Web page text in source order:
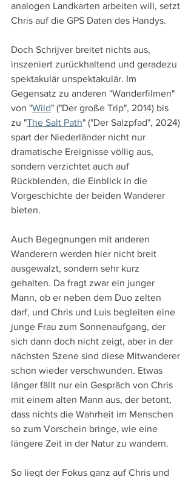
analogen Landkarten arbeiten will, setzt
Chris auf die GPS Daten des Handys.
Doch Schrijver breitet nichts aus,
inszeniert zurückhaltend und geradezu
spektakulär unspektakulär. Im
Gegensatz zu anderen "Wanderfilmen"
von "Wild" ("Der große Trip", 2014) bis
zu "The Salt Path" ("Der Salzpfad", 2024)
spart der Niederländer nicht nur
dramatische Ereignisse völlig aus,
sondern verzichtet auch auf
Rückblenden, die Einblick in die
Vorgeschichte der beiden Wanderer
bieten.
Auch Begegnungen mit anderen
Wanderern werden hier nicht breit
ausgewalzt, sondern sehr kurz
gehalten. Da fragt zwar ein junger
Mann, ob er neben dem Duo zelten
darf, und Chris und Luis begleiten eine
junge Frau zum Sonnenaufgang, der
sich dann doch nicht zeigt, aber in der
nächsten Szene sind diese Mitwanderer
schon wieder verschwunden. Etwas
länger fällt nur ein Gespräch von Chris
mit einem alten Mann aus, der betont,
dass nichts die Wahrheit im Menschen
so zum Vorschein bringe, wie eine
längere Zeit in der Natur zu wandern.
So liegt der Fokus ganz auf Chris und